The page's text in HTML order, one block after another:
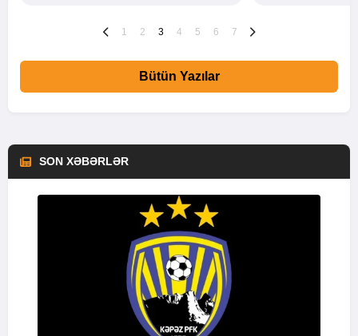
1 2 3 4 5 6 7
Bütün Yazılar
SON XƏBƏRLƏR